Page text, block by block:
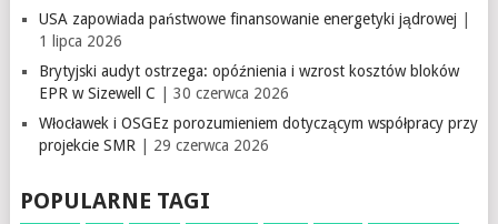
USA zapowiada państwowe finansowanie energetyki jądrowej
1 lipca 2026
Brytyjski audyt ostrzega: opóźnienia i wzrost kosztów bloków
EPR w Sizewell C | 30 czerwca 2026
Włocławek i OSGEz porozumieniem dotyczącym współpracy przy
projekcie SMR| 29 czerwca 2026
POPULARNE TAGI